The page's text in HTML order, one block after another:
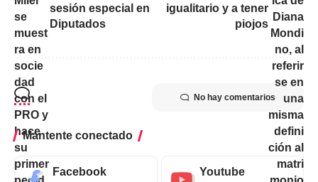
sesión especial en
Diputados
igualitario y a tener
piojos
No hay comentarios
Mantente conectado
Facebook Youtube